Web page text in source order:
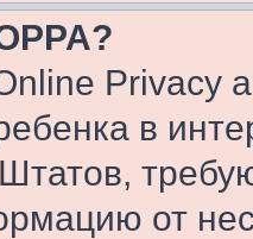
Privacy
в
от